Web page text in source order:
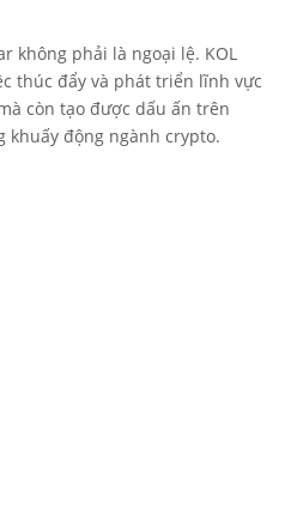
không phải là ngoại lệ. KOL
thúc đẩy và phát triển lĩnh vực
còn tạo được dấu ấn trên
khuấy động ngành crypto.